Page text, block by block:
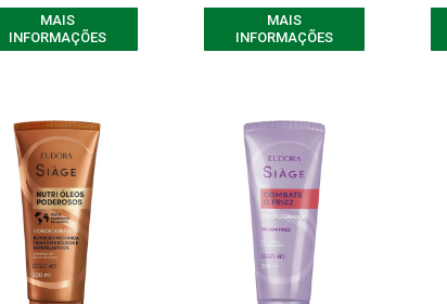
MAIS
INFORMAÇÕES
MAIS
INFORMAÇÕES